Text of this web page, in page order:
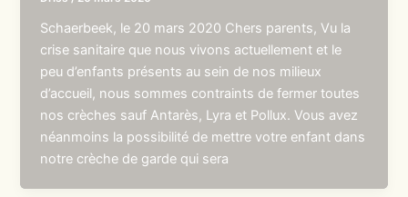
Schaerbeek, le 20 mars 2020 Chers parents, Vu la
crise sanitaire que nous vivons actuellement et le
peu d’enfants présents au sein de nos milieux
d’accueil, nous sommes contraints de fermer toutes
nos crèches sauf Antarès, Lyra et Pollux. Vous avez
néanmoins la possibilité de mettre votre enfant dans
notre crèche de garde qui sera